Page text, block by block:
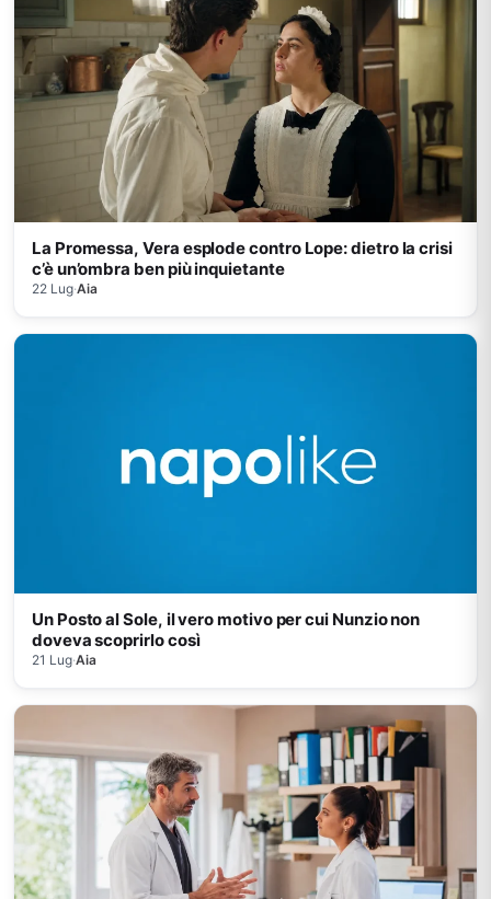
La Promessa, Vera esplode contro Lope: dietro la crisi
c’è un’ombra ben più inquietante
22 Lug·Aia
Un Posto al Sole, il vero motivo per cui Nunzio non
doveva scoprirlo così
21 Lug·Aia